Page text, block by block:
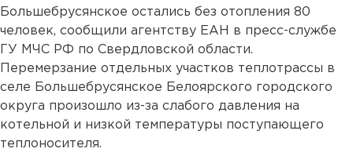
Большебрусянское остались без отопления 80
человек, сообщили агентству ЕАН в пресс-службе
ГУ МЧС РФ по Свердловской области.
Перемерзание отдельных участков теплотрассы в
селе Большебрусянское Белоярского городского
округа произошло из-за слабого давления на
котельной и низкой температуры поступающего
теплоносителя.